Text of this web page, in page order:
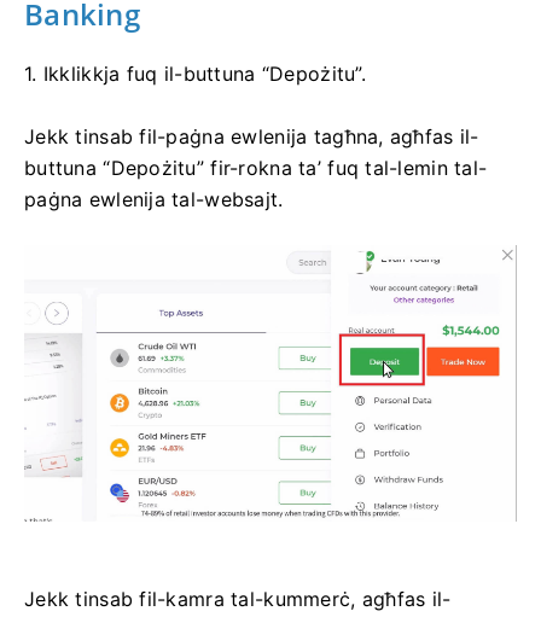
Banking
1. Ikklikkja fuq il-buttuna “Depożitu”.
Jekk tinsab fil-paġna ewlenija tagħna, agħfas il-
buttuna “Depożitu” fir-rokna ta’ fuq tal-lemin tal-
paġna ewlenija tal-websajt.
Jekk tinsab fil-kamra tal-kummerċ, agħfas il-